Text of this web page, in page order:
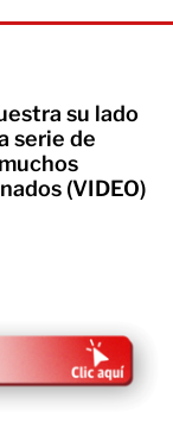
su lado
serie de
(VIDEO)